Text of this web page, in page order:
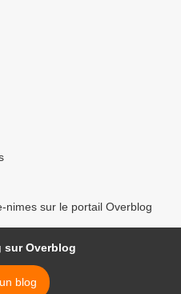
nimes sur le portail Overblog
sur Overblog
blog